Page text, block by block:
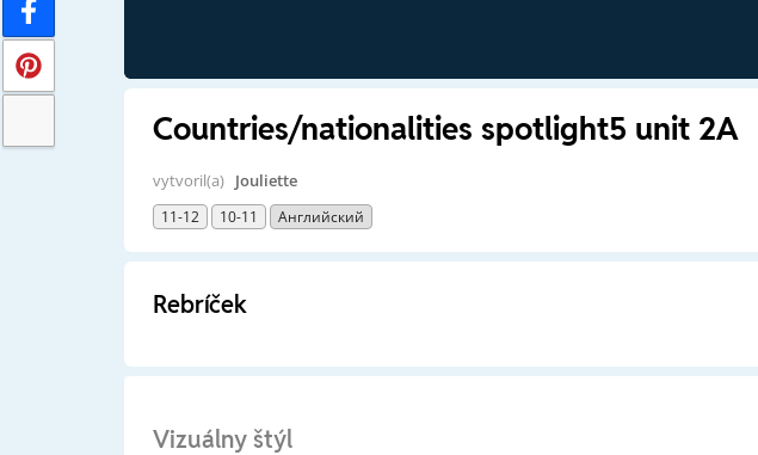
Countries/nationalities spotlight5 unit 2A
vytvoril(a) Jouliette
11-12 10-11 Английский
Rebríček
Vizuálny štýl